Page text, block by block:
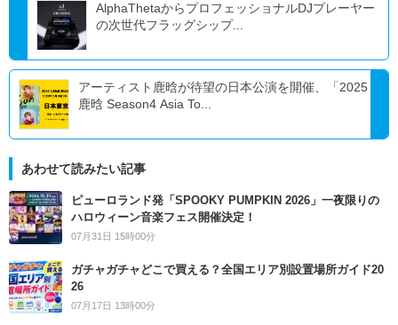
AlphaThetaからプロフェッショナルDJプレーヤー
の次世代フラッグシップ...
アーティスト鹿晗が待望の日本公演を開催、「2025
鹿晗 Season4 Asia To...
あわせて読みたい記事
ピューロランド発「SPOOKY PUMPKIN 2026」一夜限りの
ハロウィーン音楽フェス開催決定！
07月31日 15時00分
ガチャガチャどこで買える？全国エリア別設置場所ガイド20
26
07月17日 13時00分